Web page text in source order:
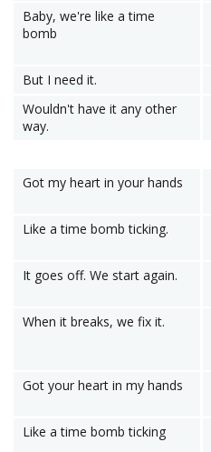
Baby, we're like a time
bomb
But I need it.
Wouldn't have it any other
way.
Got my heart in your hands
Like a time bomb ticking.
It goes off. We start again.
When it breaks, we fix it.
Got your heart in my hands
Like a time bomb ticking